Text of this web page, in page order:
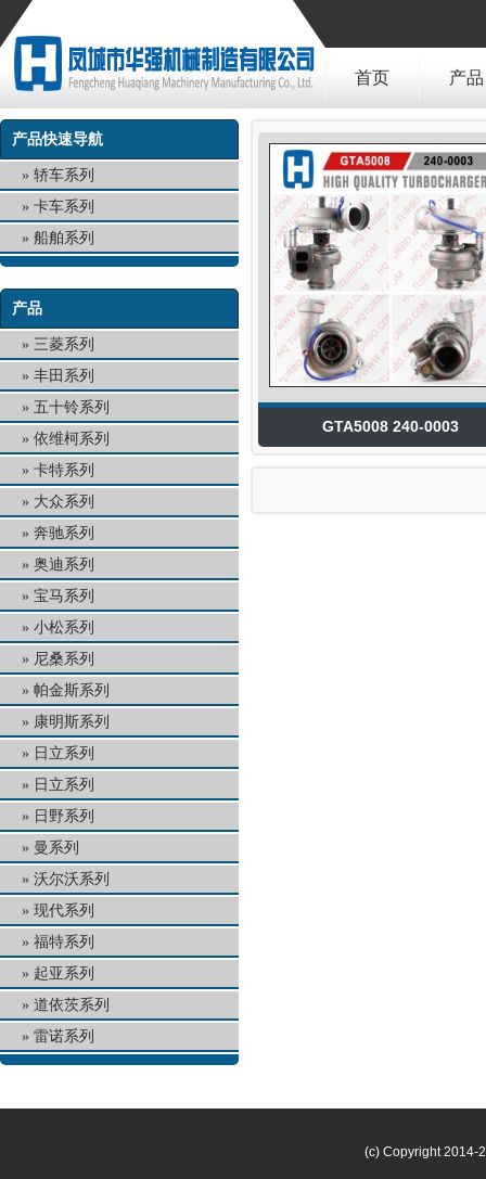
首页 产品
产品快速导航
轿车系列
卡车系列
船舶系列
产品
三菱系列
丰田系列
五十铃系列
依维柯系列
卡特系列
大众系列
奔驰系列
奥迪系列
宝马系列
小松系列
尼桑系列
帕金斯系列
康明斯系列
日立系列
日立系列
日野系列
曼系列
沃尔沃系列
现代系列
福特系列
起亚系列
道依茨系列
雷诺系列
GTA5008 240-0003
(c) Copyright 2014-